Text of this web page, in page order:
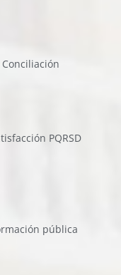
PQRSD
pública